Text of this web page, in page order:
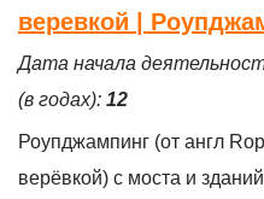
веревкой |
Дата начала
(в годах): 12
Роупджампинг (от англ
верёвкой) с моста и